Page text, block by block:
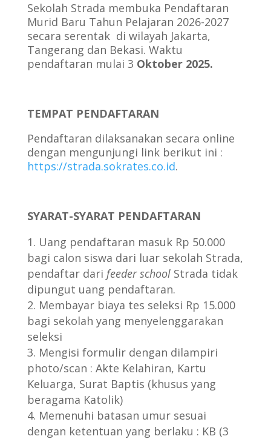
Sekolah Strada membuka Pendaftaran
Murid Baru Tahun Pelajaran 2026-2027
secara serentak di wilayah Jakarta,
Tangerang dan Bekasi. Waktu
pendaftaran mulai 3 Oktober 2025.
TEMPAT PENDAFTARAN
Pendaftaran dilaksanakan secara online
dengan mengunjungi link berikut ini :
https://strada.sokrates.co.id.
SYARAT-SYARAT PENDAFTARAN
Uang pendaftaran masuk Rp 50.000
bagi calon siswa dari luar sekolah Strada,
pendaftar dari feeder school Strada tidak
dipungut uang pendaftaran.
Membayar biaya tes seleksi Rp 15.000
bagi sekolah yang menyelenggarakan
seleksi
Mengisi formulir dengan dilampiri
photo/scan : Akte Kelahiran, Kartu
Keluarga, Surat Baptis (khusus yang
beragama Katolik)
Memenuhi batasan umur sesuai
dengan ketentuan yang berlaku : KB (3